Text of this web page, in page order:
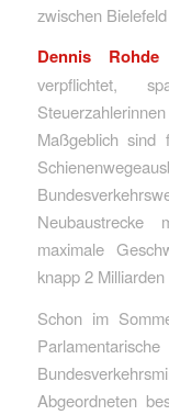
zwischen
Dennis Rohde
verpflichtet,
Maßgeblich
maximale
knapp 2
Schon im
Abgeordneten